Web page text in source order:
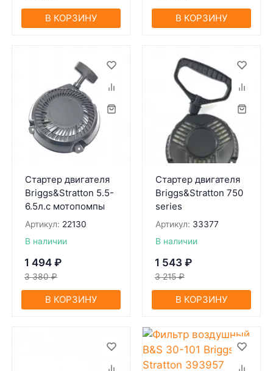
В КОРЗИНУ В КОРЗИНУ
Стартер двигателя
Briggs&Stratton 5.5-
6.5л.с мотопомпы
Артикул: 22130
В наличии
1 494 ₽
3 380 ₽
В КОРЗИНУ
Стартер двигателя
Briggs&Stratton 750
series
Артикул: 33377
В наличии
1 543 ₽
3 215 ₽
В КОРЗИНУ